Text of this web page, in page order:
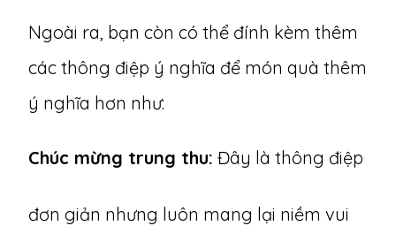
Ngoài ra, bạn còn có thể đính kèm thêm
các thông điệp ý nghĩa để món quà thêm
ý nghĩa hơn như:
Chúc mừng trung thu: Đây là thông điệp
đơn giản nhưng luôn mang lại niềm vui